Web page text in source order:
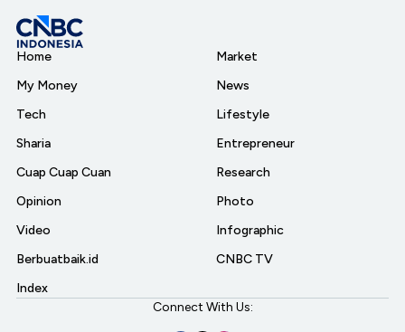
Home
My Money
Tech
Sharia
Cuap Cuap Cuan
Opinion
Video
Berbuatbaik.id
Index
Market
News
Lifestyle
Entrepreneur
Research
Photo
Infographic
CNBC TV
Connect With Us: